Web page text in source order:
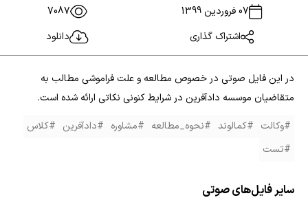
07 فروردین 1399
7087
اشتراک گذاری
دانلود
در این فایل صوتی در خصوص مطالعه و علت فراموشی مطالب به
متقاضیان موسسه دادآفرین در شرایط کنونی نکاتی ارائه شده است.
#وکالت #کمالوند #نحوه_مطالعه #مشاوره #دادآفرین #کلاس
#تست
سایر فایل‌های صوتی